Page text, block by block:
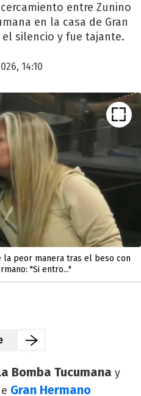
entre Zunino
en la casa de Gran
silencio y fue tajante.
14:10
la peor manera tras el beso con
"Si entro..."
Bomba Tucumana y
Gran Hermano